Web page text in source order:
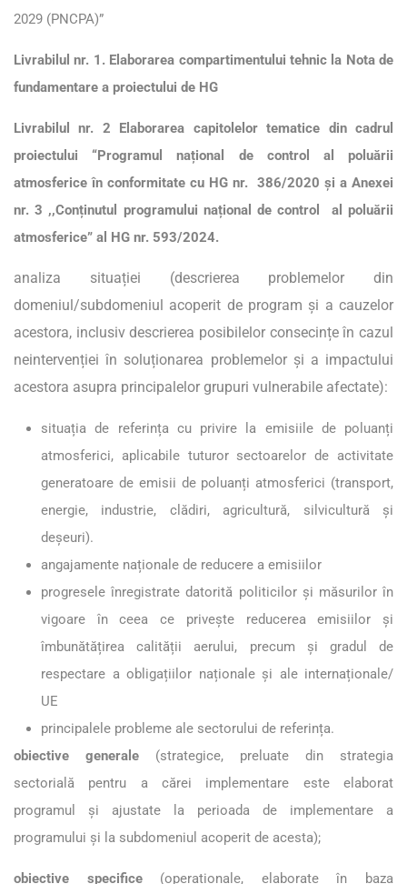
2029 (PNCPA)”
Livrabilul nr. 1. Elaborarea compartimentului tehnic la Nota de
fundamentare a proiectului de HG
Livrabilul nr. 2 Elaborarea capitolelor tematice din cadrul
proiectului “Programul național de control al poluării
atmosferice în conformitate cu HG nr. 386/2020 și a Anexei
nr. 3 ,,Conținutul programului național de control al poluării
atmosferice” al HG nr. 593/2024.
analiza situației (descrierea problemelor din
domeniul/subdomeniul acoperit de program și a cauzelor
acestora, inclusiv descrierea posibilelor consecințe în cazul
neintervenției în soluționarea problemelor și a impactului
acestora asupra principalelor grupuri vulnerabile afectate):
situația de referința cu privire la emisiile de poluanți
atmosferici, aplicabile tuturor sectoarelor de activitate
generatoare de emisii de poluanți atmosferici (transport,
energie, industrie, clădiri, agricultură, silvicultură și
deșeuri).
angajamente naționale de reducere a emisiilor
progresele înregistrate datorită politicilor și măsurilor în
vigoare în ceea ce privește reducerea emisiilor și
îmbunătățirea calității aerului, precum și gradul de
respectare a obligațiilor naționale și ale internaționale/
UE
principalele probleme ale sectorului de referința.
obiective generale (strategice, preluate din strategia
sectorială pentru a cărei implementare este elaborat
programul și ajustate la perioada de implementare a
programului și la subdomeniul acoperit de acesta);
obiective specifice(operaționale, elaborate în baza